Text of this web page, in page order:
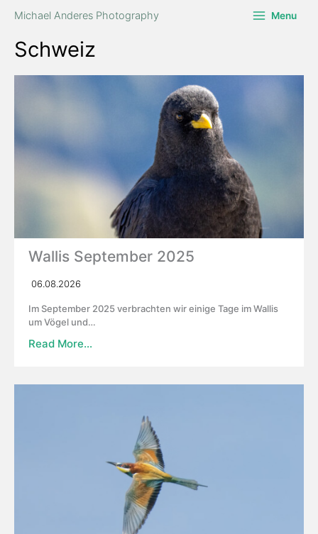
Inhalt
Michael Anderes Photography Menu
Schweiz
Wallis September 2025
06.08.2026
Im September 2025 verbrachten wir einige Tage im Wallis
um Vögel und…
Read More…